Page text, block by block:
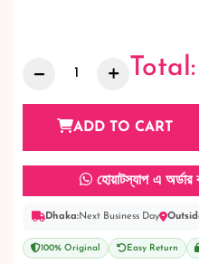
Total:
ADD TO CART
হোয়াটস্যাপ এ
Dhaka:Next Business Day
100% Original Easy Return